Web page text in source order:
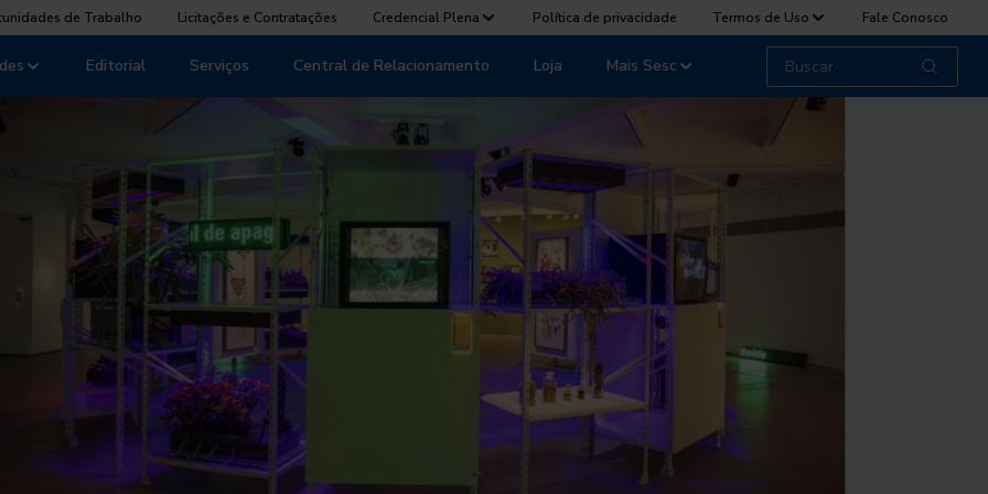
de Trabalho Licitações e Contratações Credencial Plena Política de privacidade Termos de Uso Fale Conosco
Editorial Serviços Central de Relacionamento Loja Mais Sesc